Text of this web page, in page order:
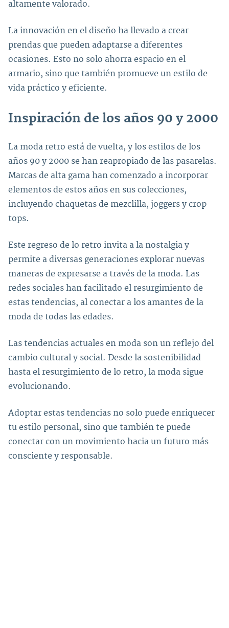
altamente valorado.
La innovación en el diseño ha llevado a crear
prendas que pueden adaptarse a diferentes
ocasiones. Esto no solo ahorra espacio en el
armario, sino que también promueve un estilo de
vida práctico y eficiente.
Inspiración de los años 90 y 2000
La moda retro está de vuelta, y los estilos de los
años 90 y 2000 se han reapropiado de las pasarelas.
Marcas de alta gama han comenzado a incorporar
elementos de estos años en sus colecciones,
incluyendo chaquetas de mezclilla, joggers y crop
tops.
Este regreso de lo retro invita a la nostalgia y
permite a diversas generaciones explorar nuevas
maneras de expresarse a través de la moda. Las
redes sociales han facilitado el resurgimiento de
estas tendencias, al conectar a los amantes de la
moda de todas las edades.
Las tendencias actuales en moda son un reflejo del
cambio cultural y social. Desde la sostenibilidad
hasta el resurgimiento de lo retro, la moda sigue
evolucionando.
Adoptar estas tendencias no solo puede enriquecer
tu estilo personal, sino que también te puede
conectar con un movimiento hacia un futuro más
consciente y responsable.